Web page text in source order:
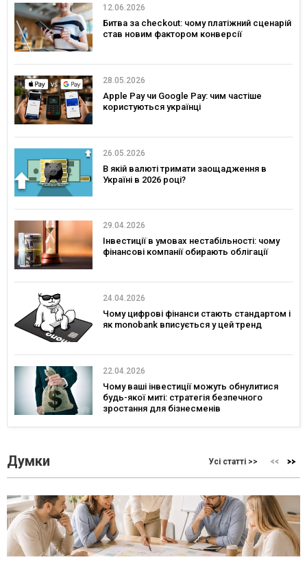
12.06.2026
Битва за checkout: чому платіжний сценарій
став новим фактором конверсії
28.05.2026
Apple Pay чи Google Pay: чим частіше
користуються українці
26.05.2026
В якій валюті тримати заощадження в
Україні в 2026 році?
29.04.2026
Інвестиції в умовах нестабільності: чому
фінансові компанії обирають облігації
24.04.2026
Чому цифрові фінанси стають стандартом і
як monobank вписується у цей тренд
22.04.2026
Чому ваші інвестиції можуть обнулитися
будь-якої миті: стратегія безпечного
зростання для бізнесменів
Думки Усі статті >>